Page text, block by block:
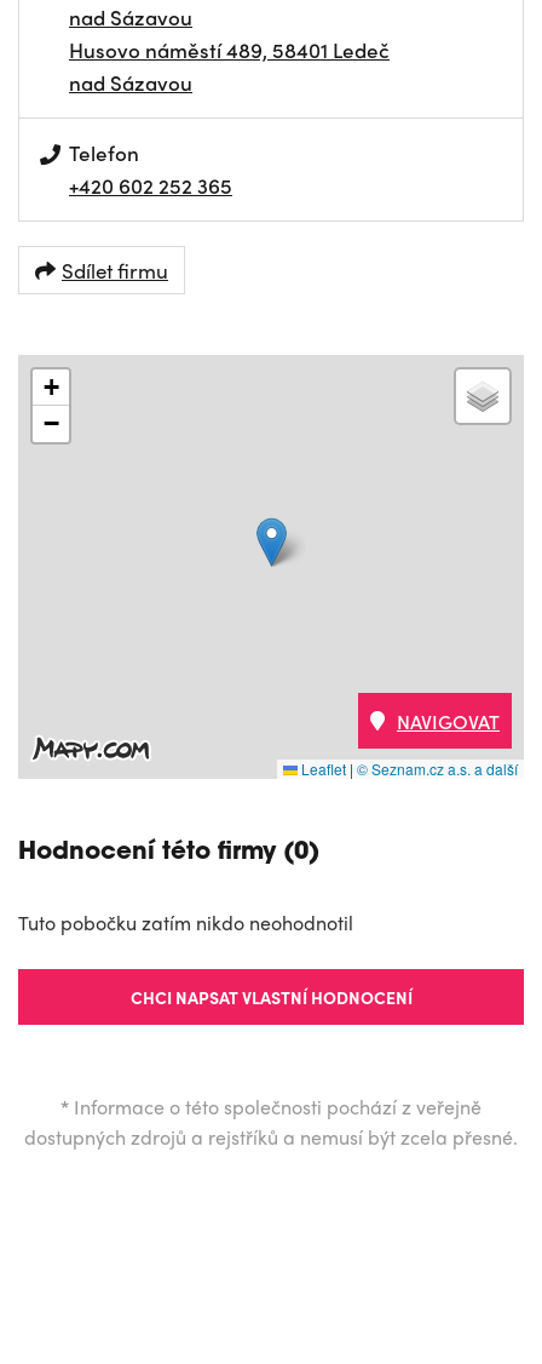
nad Sázavou
Husovo náměstí 489, 58401 Ledeč
nad Sázavou
Telefon
+420 602 252 365
Sdílet firmu
+
−
Leaflet | © Seznam.cz a.s. a další
NAVIGOVAT
Hodnocení této firmy (0)
Tuto pobočku zatím nikdo neohodnotil
CHCI NAPSAT VLASTNÍ HODNOCENÍ
* Informace o této společnosti pochází z veřejně
dostupných zdrojů a rejstříků a nemusí být zcela přesné.